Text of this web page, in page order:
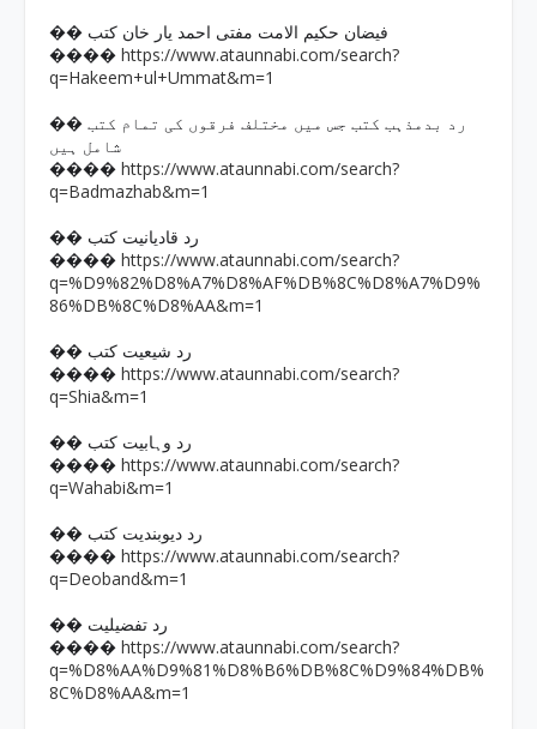
�� فیضان حکیم الامت مفتی احمد یار خان کتب
���� https://www.ataunnabi.com/search?
q=Hakeem+ul+Ummat&m=1
�� رد بدمذہب کتب جس میں مختلف فرقوں کی تمام کتب
شامل ہیں
���� https://www.ataunnabi.com/search?
q=Badmazhab&m=1
�� رد قادیانیت کتب
���� https://www.ataunnabi.com/search?
q=%D9%82%D8%A7%D8%AF%DB%8C%D8%A7%D9%
86%DB%8C%D8%AA&m=1
�� رد شیعیت کتب
���� https://www.ataunnabi.com/search?
q=Shia&m=1
�� رد وہابیت کتب
���� https://www.ataunnabi.com/search?
q=Wahabi&m=1
�� رد دیوبندیت کتب
���� https://www.ataunnabi.com/search?
q=Deoband&m=1
�� رد تفضیلیت
���� https://www.ataunnabi.com/search?
q=%D8%AA%D9%81%D8%B6%DB%8C%D9%84%DB%
8C%D8%AA&m=1